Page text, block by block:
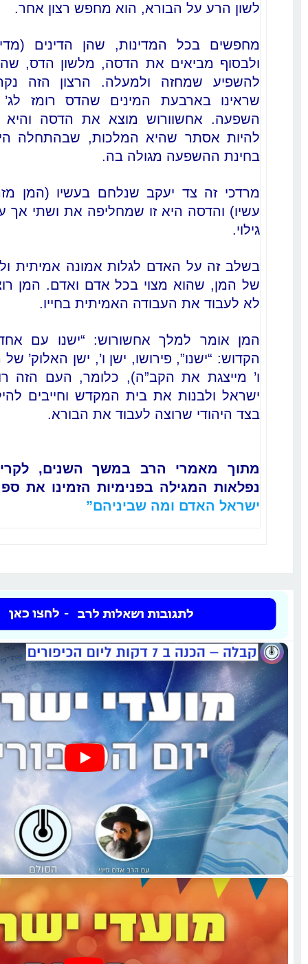
לשון הרע על הבורא, הוא מחפש רצון אחר.
מחפשים בכל המדינות, שהן הדינים
ולבסוף מביאים את הדסה, מלשון הדס,
להשפיע שמחזה ולמעלה. הרצון הזה
שראינו בארבעת המינים שהדס רומז
השפעה. אחשוורוש מוצא את הדסה
להיות אסתר שהיא המלכות, שבהתחלה
בחינת ההשפעה מגולה בה.
מרדכי זה צד יעקב שנלחם בעשיו (המן
עשיו) והדסה היא זו שמחליפה את ושתי אך
גילוי.
בשלב זה על האדם לגלות אמונה אמיתית
של המן, שהוא מצוי בכל אדם ואדם. המן
לא לעבוד את העבודה האמיתית בחייו.
המן אומר למלך אחשורוש: “ישנו עם
הקדוש: “ישנו”, פירושו, ישן ו’, ישן האלוק’
ו’ מייצגת את הקב”ה), כלומר, העם הזה
ישראל ולבנות את בית המקדש וחייבים
בצד היהודי שרוצה לעבוד את הבורא.
מתוך מאמרי הרב במשך השנים,
נפלאות המגילה בפנימיות הזמינו את
ישראל האדם ומה שביניהם”